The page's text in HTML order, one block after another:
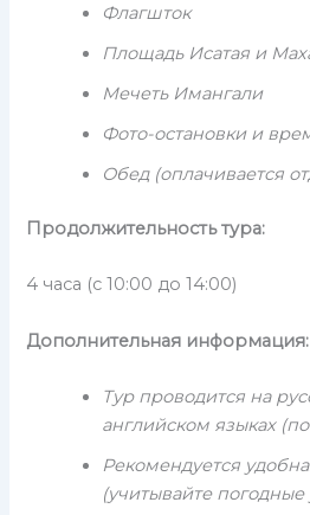
Флагшток
Площадь Исатая и
Мечеть Имангали
Фото-остановки и
Обед (оплачивается
Продолжительность тура:
4 часа (с 10:00 до 14:00)
Дополнительная информация:
Тур проводится на
английском языках
Рекомендуется
(учитывайте погодные